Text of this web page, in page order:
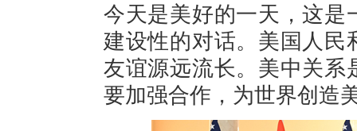
今天是美好的一天，这是
建设性的对话。美国人民
友谊源远流长。美中关系
要加强合作，为世界创造